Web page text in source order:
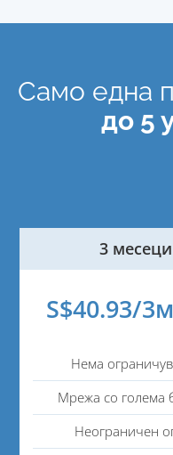
Само една
до 5
3 месеци
S$40.93/
Нема
Мрежа со голема
Неограничен